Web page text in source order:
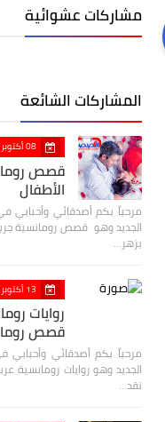
مشاركات عشوائية
المشاركات الشائعة
08 أكتوبر 2018
قصص
الأطفال
الجديد وهو قصص رومانسية
بزهر…
13 أكتوبر 2018
روايات
قصص
الجديد وهو روايات
نقد…